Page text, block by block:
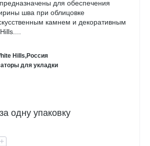
для обеспечения
шва при облицовке
камнем и декоративным
Hills,Россия
для укладки
одну упаковку
+